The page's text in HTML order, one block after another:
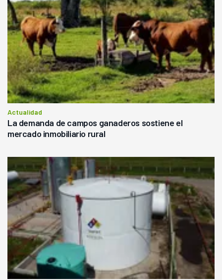
Actualidad
La demanda de campos ganaderos sostiene el
mercado inmobiliario rural